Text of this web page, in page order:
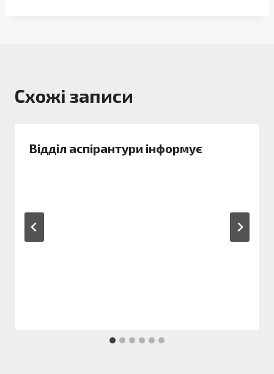
Схожі записи
Відділ аспірантури інформує